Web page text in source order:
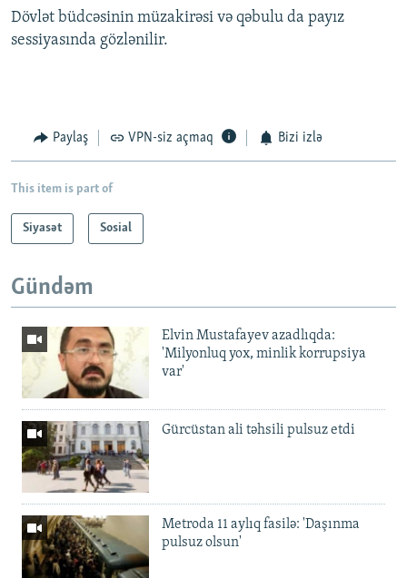
Dövlət büdcəsinin müzakirəsi və qəbulu da payız
sessiyasında gözlənilir.
Paylaş VPN-siz açmaq Bizi izlə
This item is part of
Siyasət Sosial
Gündəm
Elvin Mustafayev azadlıqda:
'Milyonluq yox, minlik korrupsiya
var'
Gürcüstan ali təhsili pulsuz etdi
Metroda 11 aylıq fasilə: 'Daşınma
pulsuz olsun'